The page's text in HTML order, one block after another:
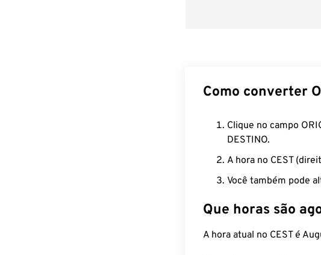
Como converter
Clique no campo
DESTINO.
A hora no CEST
Você também pode
Que horas são
A hora atual no CEST é